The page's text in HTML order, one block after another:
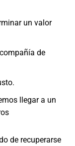
un valor
de
llegar a un
de recuperarse